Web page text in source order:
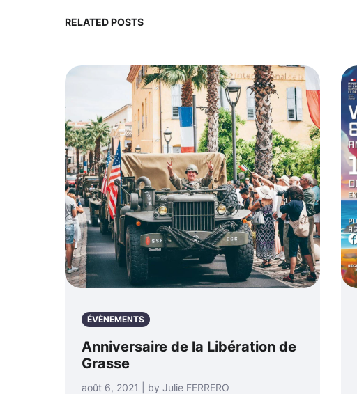
RELATED POSTS
ÉVÈNEMENTS
Anniversaire de la Libération de
Grasse
août 6, 2021 | by Julie FERRERO